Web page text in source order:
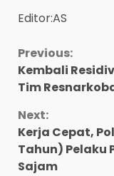
Editor:AS
Reading
Previous:
Kembali
Tim
Next:
Kerja Cepat,
Tahun) Pelaku
Sajam